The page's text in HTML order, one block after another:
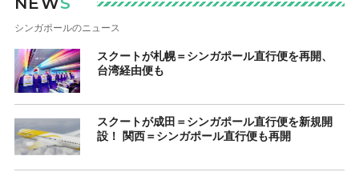
シンガポールのニュース
スクートが札幌＝シンガポール直行便を再開、
台湾経由便も
スクートが成田＝シンガポール直行便を新規開
設！ 関西＝シンガポール直行便も再開